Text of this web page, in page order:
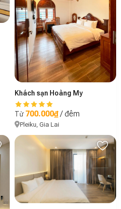
Khách sạn Hoàng My
Từ 700.000₫/ đêm
Pleiku, Gia Lai